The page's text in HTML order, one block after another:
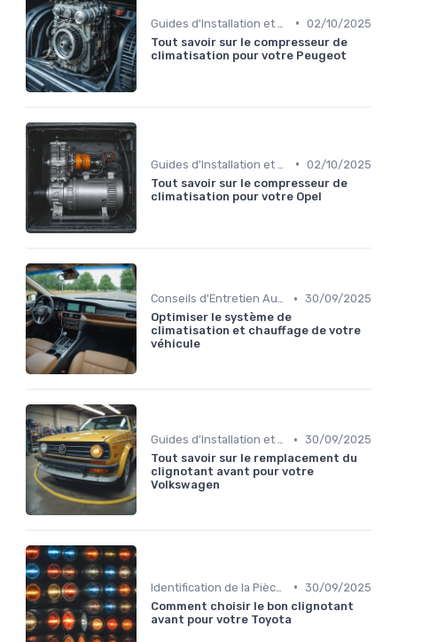
• 02/10/2025
Tout savoir sur le compresseur de
climatisation pour votre Peugeot
• 02/10/2025
Tout savoir sur le compresseur de
climatisation pour votre Opel
Conseils d'Entretien Auto • 30/09/2025
Optimiser le système de
climatisation et chauffage de votre
véhicule
Guides d'Installation et de Réparation • 30/09/2025
Tout savoir sur le remplacement du
clignotant avant pour votre
Volkswagen
• 30/09/2025
Comment choisir le bon clignotant
avant pour votre Toyota